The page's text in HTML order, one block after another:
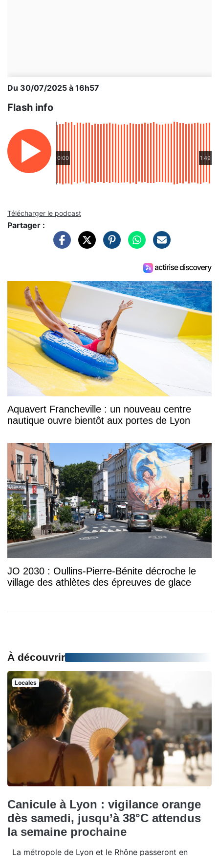
Du 30/07/2025 à 16h57
Flash info
0:00 1:49
Télécharger le podcast
Partager :
Aquavert Francheville : un nouveau centre
nautique ouvre bientôt aux portes de Lyon
JO 2030 : Oullins-Pierre-Bénite décroche le
village des athlètes des épreuves de glace
À découvrir
Locales
Canicule à Lyon : vigilance orange
dès samedi, jusqu’à 38°C attendus
la semaine prochaine
La métropole de Lyon et le Rhône passeront en